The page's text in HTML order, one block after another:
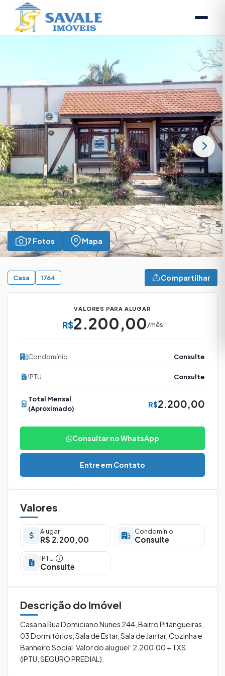
7 Fotos Mapa
Casa 1764 Compartilhar
VALORES PARA ALUGAR
R$2.200,00/mês
Condomínio Consulte
IPTU Consulte
Total Mensal
(Aproximado)
R$2.200,00
Consultar no WhatsApp
Entre em Contato
Valores
Alugar
R$ 2.200,00
Condomínio
Consulte
IPTU
Consulte
Descrição do Imóvel
Casa na Rua Domiciano Nunes 244, Bairro Pitangueiras,
03 Dormitórios, Sala de Estar, Sala de Jantar, Cozinha e
Banheiro Social. Valor do aluguel: 2.200.00 + TXS
(IPTU, SEGURO PREDIAL).